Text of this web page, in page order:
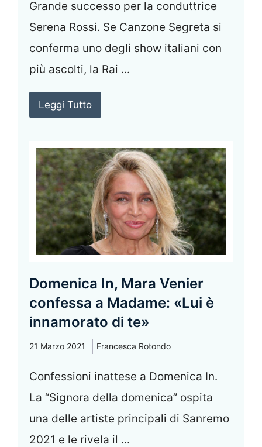
Grande successo per la conduttrice
Serena Rossi. Se Canzone Segreta si
conferma uno degli show italiani con
più ascolti, la Rai ...
Leggi Tutto
Domenica In, Mara Venier
confessa a Madame: «Lui è
innamorato di te»
21 Marzo 2021 Francesca Rotondo
Confessioni inattese a Domenica In.
La “Signora della domenica” ospita
una delle artiste principali di Sanremo
2021 e le rivela il ...